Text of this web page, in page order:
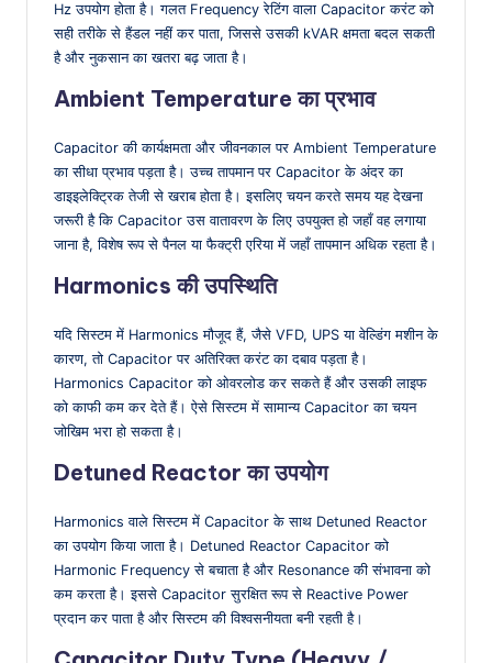
Hz उपयोग होता है। गलत Frequency रेटिंग वाला Capacitor करंट को
सही तरीके से हैंडल नहीं कर पाता, जिससे उसकी kVAR क्षमता बदल सकती
है और नुकसान का खतरा बढ़ जाता है।
Ambient Temperature का प्रभाव
Capacitor की कार्यक्षमता और जीवनकाल पर Ambient Temperature
का सीधा प्रभाव पड़ता है। उच्च तापमान पर Capacitor के अंदर का
डाइइलेक्ट्रिक तेजी से खराब होता है। इसलिए चयन करते समय यह देखना
जरूरी है कि Capacitor उस वातावरण के लिए उपयुक्त हो जहाँ वह लगाया
जाना है, विशेष रूप से पैनल या फैक्ट्री एरिया में जहाँ तापमान अधिक रहता है।
Harmonics की उपस्थिति
यदि सिस्टम में Harmonics मौजूद हैं, जैसे VFD, UPS या वेल्डिंग मशीन के
कारण, तो Capacitor पर अतिरिक्त करंट का दबाव पड़ता है।
Harmonics Capacitor को ओवरलोड कर सकते हैं और उसकी लाइफ
को काफी कम कर देते हैं। ऐसे सिस्टम में सामान्य Capacitor का चयन
जोखिम भरा हो सकता है।
Detuned Reactor का उपयोग
Harmonics वाले सिस्टम में Capacitor के साथ Detuned Reactor
का उपयोग किया जाता है। Detuned Reactor Capacitor को
Harmonic Frequency से बचाता है और Resonance की संभावना को
कम करता है। इससे Capacitor सुरक्षित रूप से Reactive Power
प्रदान कर पाता है और सिस्टम की विश्वसनीयता बनी रहती है।